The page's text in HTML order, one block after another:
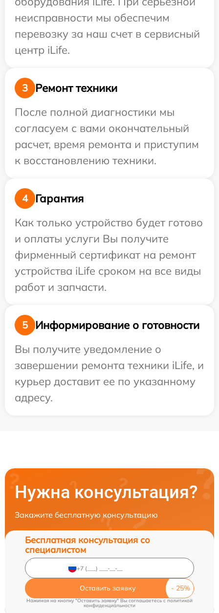
неисправности мы обеспечим
перевозку за наш счет в сервисный
центр iLife.
3
Ремонт техники
После полной диагностики мы
согласуем с вами окончательный
расчет, время ремонта и приступим
к восстановлению техники.
4
Гарантия
Как только устройство будет готово
и оплаты услуги Вы получите
фирменный сертификат на ремонт
устройства iLife сроком на все виды
работ и запчасти.
5
Информирование о готовности
Вы получите уведомление о
завершении ремонта техники iLife, и
курьер доставит ее по указанному
адресу.
Нужна консультация?
Закажите бесплатную консультацию
Бесплатная консультация со
специалистом
Оставить заявку
Нажимая на кнопку "Оставить заявку" Вы соглашаетесь c политикой
конфиденциальности